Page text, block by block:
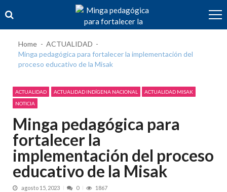
to
navigation
to
content
Home
ACTUALIDAD
Minga pedagógica para fortalecer la implementación del
proceso educativo de la Misak
ACTUALIDAD ACTUALIDAD INDÍGENA NACIONAL
ACTUALIDAD MISAK
NOTICIA
Minga pedagógica para
fortalecer la
implementación del proceso
educativo de la Misak
agosto 15, 2023 0 1867